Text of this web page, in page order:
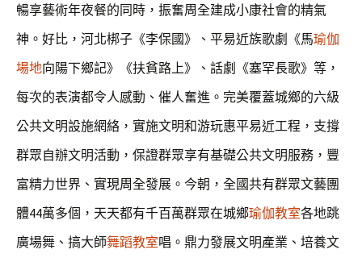
暢享藝術年夜餐的同時，振奮周全建成小康社會的精氣
神。好比，河北梆子《李保國》、平易近族歌劇《馬瑜伽
場地向陽下鄉記》《扶貧路上》、話劇《塞罕長歌》等，
每次的表演都令人感動、催人奮進。完美覆蓋城鄉的六級
公共文明設施網絡，實施文明和游玩惠平易近工程，支撐
群眾自辦文明活動，保證群眾享有基礎公共文明服務，豐
富精力世界、實現周全發展。今朝，全國共有群眾文藝團
體44萬多個，天天都有千百萬群眾在城鄉瑜伽教室各地跳
廣場舞、搞大師舞蹈教室唱。鼎力發展文明產業、培養文